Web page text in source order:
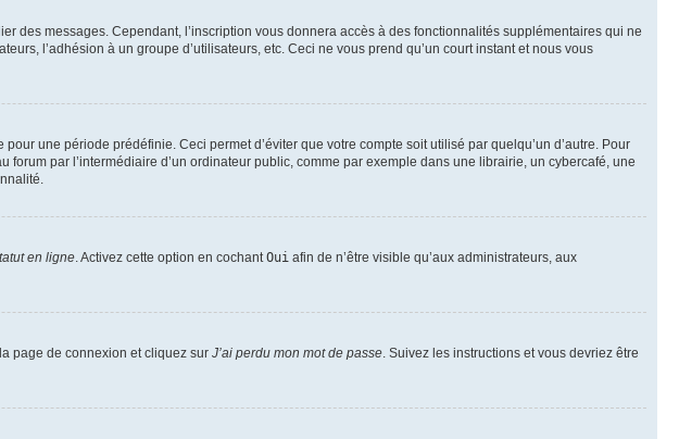
des messages. Cependant, l’inscription vous donnera accès à des fonctionnalités supplémentaires qui ne
l’adhésion à un groupe d’utilisateurs, etc. Ceci ne vous prend qu’un court instant et nous vous
une période prédéfinie. Ceci permet d’éviter que votre compte soit utilisé par quelqu’un d’autre. Pour
par l’intermédiaire d’un ordinateur public, comme par exemple dans une librairie, un cybercafé, une
en ligne . Activez cette option en cochant Oui afin de n’être visible qu’aux administrateurs, aux
page de connexion et cliquez sur J’ai perdu mon mot de passe . Suivez les instructions et vous devriez être